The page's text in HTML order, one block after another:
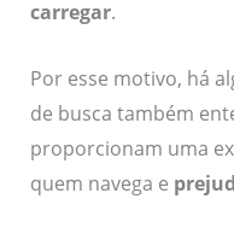
carregar.
Por esse motivo, há
de busca também
proporcionam uma
quem navega e